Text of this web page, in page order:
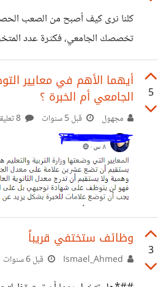
كلنا نرى كيف أصبح من الصعب
تخصصك الجامعي، فكثرة عدد
شحيحة جدا في معظم الدول
رأيك في العمل في العمل بوظيفة
هل ستبحث عن وظيفة توافق مجال
الحالي، أم تفضل تطوير مهاراتك في
بها؟
5
أيهما الأهم في معايير
الجامعي أم الخبرة ؟
مجهول قبل 5 سنوات
3
وظائف ستختفي قريباً
قبل 6 سنوات